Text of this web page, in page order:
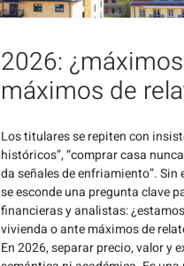
2026:
máximos de
Los titulares se repiten con
históricos”, “comprar casa
da señales de enfriamiento”.
se esconde una pregunta clave
financieras y analistas:
vivienda o ante máximos de
En 2026, separar precio, valor y